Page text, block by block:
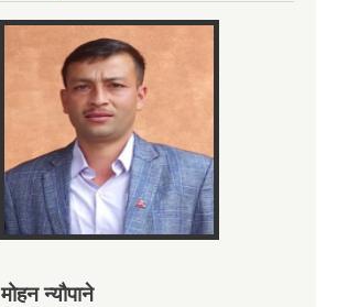
मोहन न्यौपाने